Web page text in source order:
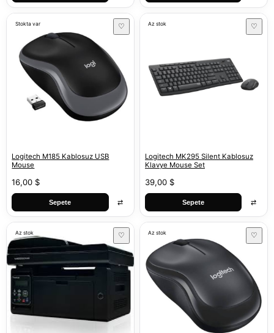
Stokta var ♡
Logitech M185 Kablosuz USB
Mouse
16,00 $
Sepete ⇄
Az stok ♡
Logitech MK295 Silent Kablosuz
Klavye Mouse Set
39,00 $
Sepete ⇄
Az stok ♡ Az stok ♡